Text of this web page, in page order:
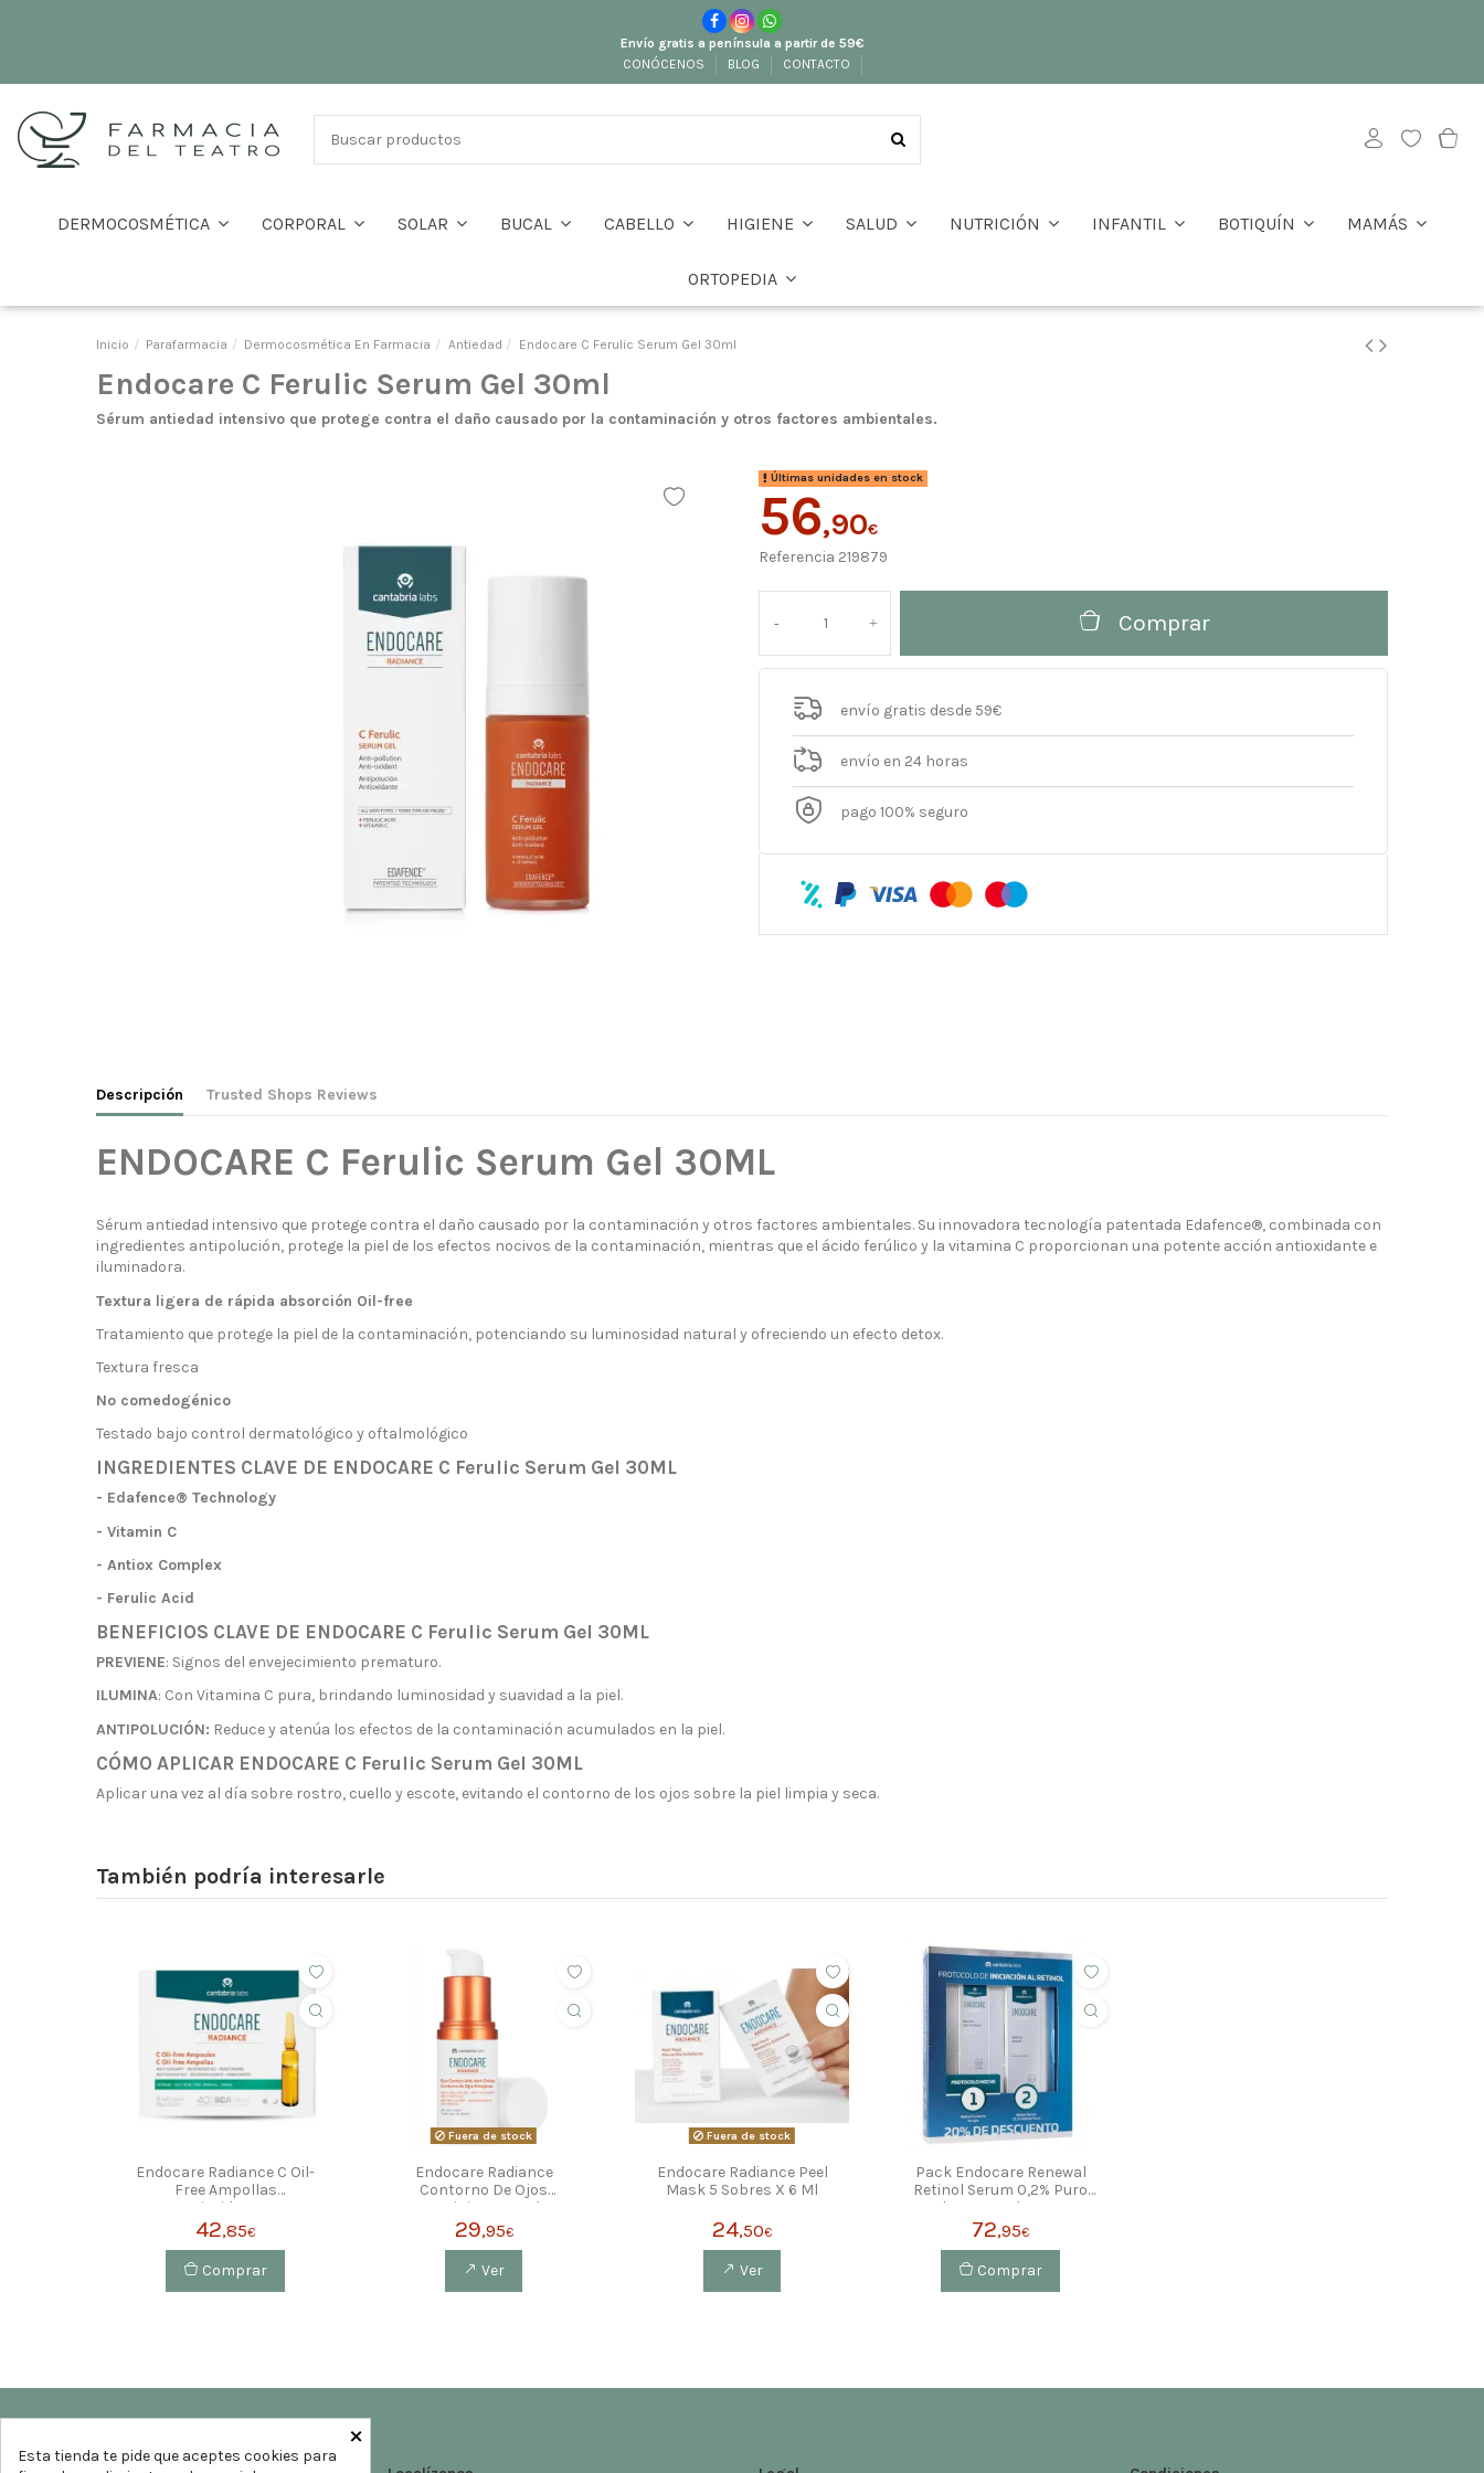
Envío gratis a península a partir de 59€
CONÓCENOS
BLOG CONTACTO
DERMOCOSMÉTICA CORPORAL SOLAR BUCAL CABELLO HIGIENE SALUD NUTRICIÓN INFANTIL BOTIQUÍN MAMÁS
ORTOPEDIA
Inicio Parafarmacia Dermocosmética En Farmacia Antiedad Endocare C Ferulic Serum Gel 30ml
Endocare C Ferulic Serum Gel 30ml
Sérum antiedad intensivo que protege contra el daño causado por la contaminación y otros factores ambientales.
Últimas unidades en stock
56,90€
Referencia 219879
Comprar
envío gratis desde 59€
envío en 24 horas
pago 100% seguro
Descripción Trusted Shops Reviews
ENDOCARE C Ferulic Serum Gel 30ML
Sérum antiedad intensivo que protege contra el daño causado por la contaminación y otros factores ambientales. Su innovadora tecnología patentada Edafence®, combinada con
ingredientes antipolución, protege la piel de los efectos nocivos de la contaminación, mientras que el ácido ferúlico y la vitamina C proporcionan una potente acción antioxidante e
iluminadora.
Textura ligera de rápida absorción Oil-free
Tratamiento que protege la piel de la contaminación, potenciando su luminosidad natural y ofreciendo un efecto detox.
Textura fresca
No comedogénico
Testado bajo control dermatológico y oftalmológico
INGREDIENTES CLAVE DE ENDOCARE C Ferulic Serum Gel 30ML
- Edafence® Technology
- Vitamin C
- Antiox Complex
- Ferulic Acid
BENEFICIOS CLAVE DE ENDOCARE C Ferulic Serum Gel 30ML
PREVIENE: Signos del envejecimiento prematuro.
ILUMINA: Con Vitamina C pura, brindando luminosidad y suavidad a la piel.
ANTIPOLUCIÓN: Reduce y atenúa los efectos de la contaminación acumulados en la piel.
CÓMO APLICAR ENDOCARE C Ferulic Serum Gel 30ML
Aplicar una vez al día sobre rostro, cuello y escote, evitando el contorno de los ojos sobre la piel limpia y seca.
También podría interesarle
Endocare Radiance C Oil-
Free Ampollas
Antioxidantes
Regeneradoras
Hidratantes 30X2Ml
42,85€
Comprar
Fuera de stock
Endocare Radiance
Contorno De Ojos
Antiojeras 15 Ml
29,95€
Ver
Fuera de stock
Endocare Radiance Peel
Mask 5 Sobres X 6 Ml
24,50€
Ver
Pack Endocare Renewal
Retinol Serum 0,2% Puro
30ml + Renewal Contorno
De Ojos 15ml
72,95€
Comprar
×
Esta tienda te pide que aceptes cookies para